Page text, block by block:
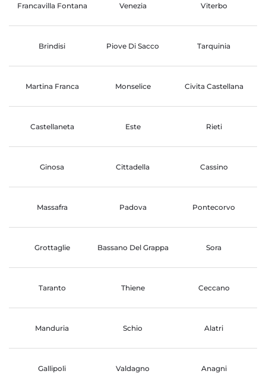
Francavilla Fontana Venezia Viterbo
Brindisi Piove Di Sacco Tarquinia
Martina Franca Monselice Civita Castellana
Castellaneta Este Rieti
Ginosa Cittadella Cassino
Massafra Padova Pontecorvo
Grottaglie Bassano Del Grappa Sora
Taranto Thiene Ceccano
Manduria Schio Alatri
Gallipoli Valdagno Anagni